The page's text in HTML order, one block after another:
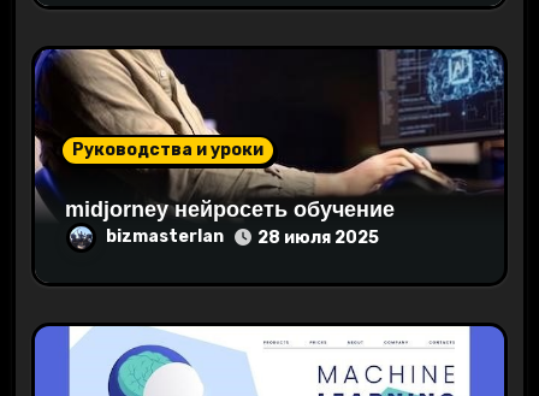
я
м
Руководства и уроки
midjorney нейросеть обучение
bizmasterlan 28 июля 2025